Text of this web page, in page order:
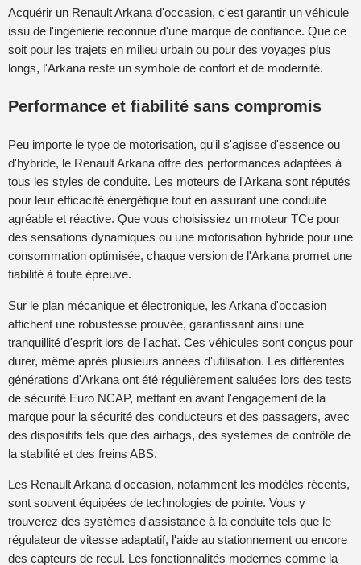
Acquérir un Renault Arkana d'occasion, c'est garantir un véhicule
issu de l'ingénierie reconnue d'une marque de confiance. Que ce
soit pour les trajets en milieu urbain ou pour des voyages plus
longs, l'Arkana reste un symbole de confort et de modernité.
Performance et fiabilité sans compromis
Peu importe le type de motorisation, qu'il s'agisse d'essence ou
d'hybride, le Renault Arkana offre des performances adaptées à
tous les styles de conduite. Les moteurs de l'Arkana sont réputés
pour leur efficacité énergétique tout en assurant une conduite
agréable et réactive. Que vous choisissiez un moteur TCe pour
des sensations dynamiques ou une motorisation hybride pour une
consommation optimisée, chaque version de l'Arkana promet une
fiabilité à toute épreuve.
Sur le plan mécanique et électronique, les Arkana d'occasion
affichent une robustesse prouvée, garantissant ainsi une
tranquillité d'esprit lors de l'achat. Ces véhicules sont conçus pour
durer, même après plusieurs années d'utilisation. Les différentes
générations d'Arkana ont été régulièrement saluées lors des tests
de sécurité Euro NCAP, mettant en avant l'engagement de la
marque pour la sécurité des conducteurs et des passagers, avec
des dispositifs tels que des airbags, des systèmes de contrôle de
la stabilité et des freins ABS.
Les Renault Arkana d'occasion, notamment les modèles récents,
sont souvent équipées de technologies de pointe. Vous y
trouverez des systèmes d'assistance à la conduite tels que le
régulateur de vitesse adaptatif, l'aide au stationnement ou encore
des capteurs de recul. Les fonctionnalités modernes comme la